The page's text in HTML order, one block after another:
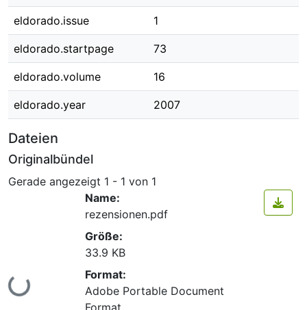
eldorado.issue 1
eldorado.startpage 73
eldorado.volume 16
eldorado.year 2007
Dateien
Originalbündel
Gerade angezeigt 1 - 1 von 1
Lade...
Name:
rezensionen.pdf
Größe:
33.9 KB
Format:
Adobe Portable Document
Format